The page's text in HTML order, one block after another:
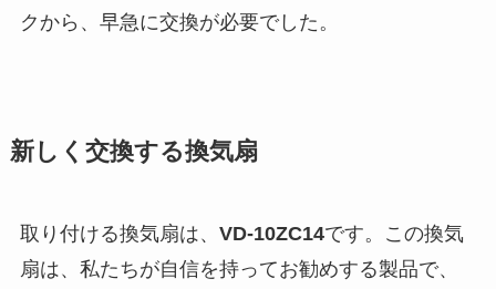
クから、早急に交換が必要でした。
新しく交換する換気扇
取り付ける換気扇は、 VD-10ZC14です。この換気
扇は、私たちが自信を持ってお勧めする製品で、